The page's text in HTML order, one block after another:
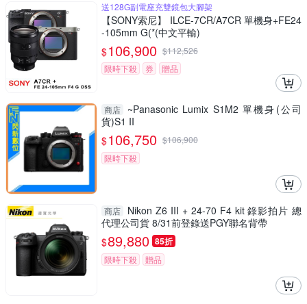
送128G副電座充雙鏡包大腳架
【SONY索尼】 ILCE-7CR/A7CR 單機身+FE24
-105mm G(*(中文平輸)
$106,900 $112,526
限時下殺
券 贈品
商店
~Panasonic Lumix S1M2 單機身(公司
貨)S1 II
$106,750 $106,900
限時下殺
商店
Nikon Z6 III + 24-70 F4 kit 錄影拍片 總
代理公司貨 8/31前登錄送PGY聯名背帶
$89,880 85折
限時下殺 贈品